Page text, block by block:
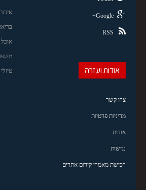
אוכל
Google+
RSS
אודות ועזרה
צרו קשר
מדיניות פרטיות
אודות
נגישות
רכישת מאמרי קידום אתרים